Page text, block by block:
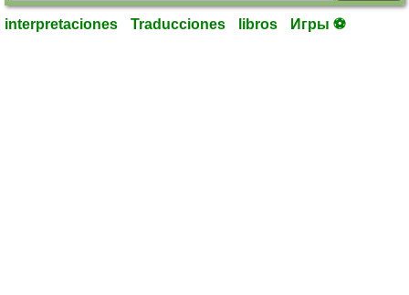
interpretaciones Traducciones libros Игры ⚽